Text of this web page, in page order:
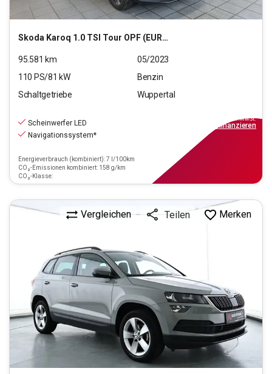
Skoda Karoq 1.0 TSI Tour OPF (EURO 6d)
95.581 km
05/2023
110 PS/81 kW
Benzin
Schaltgetriebe
Wuppertal
Scheinwerfer LED
Navigationssystem*
Energieverbrauch (kombiniert): 7 l/100km
CO₂-Emissionen kombiniert: 158 g/km
CO₂-Klasse:
inkl.MwSt.
finanzieren
Vergleichen Teilen Merken